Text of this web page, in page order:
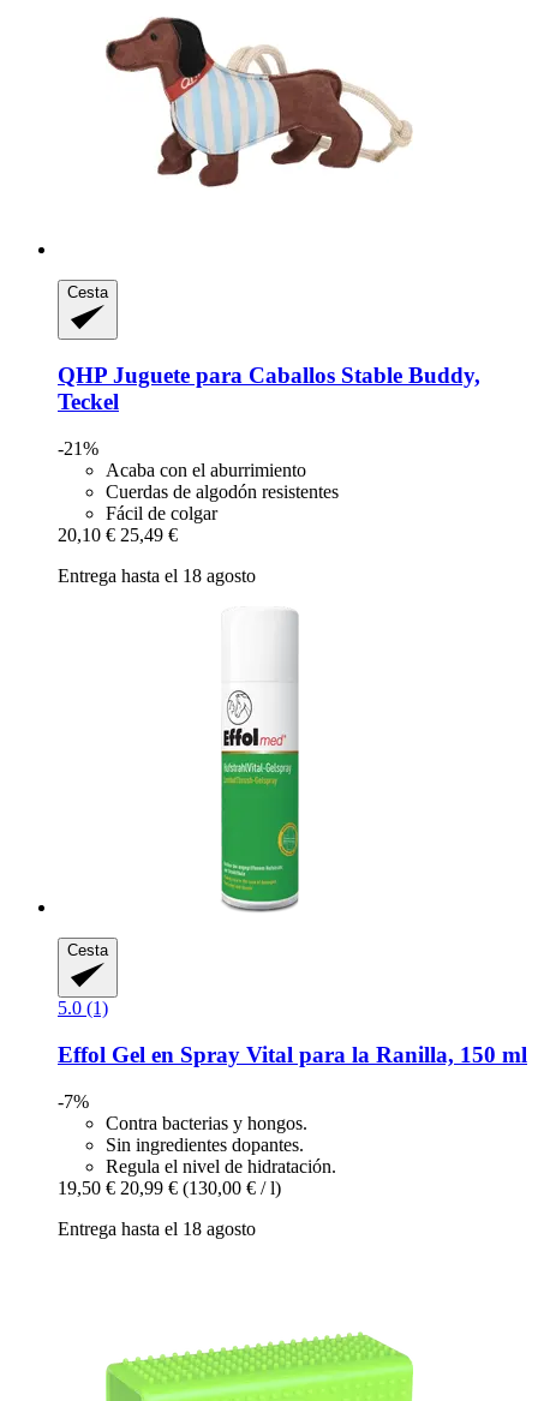
Cesta
QHP Juguete para Caballos Stable Buddy,
Teckel
-21%
Acaba con el aburrimiento
Cuerdas de algodón resistentes
Fácil de colgar
20,10 € 25,49 €
Entrega hasta el 18 agosto
Cesta
5.0 (1)
Effol Gel en Spray Vital para la Ranilla, 150 ml
-7%
Contra bacterias y hongos.
Sin ingredientes dopantes.
Regula el nivel de hidratación.
19,50 € 20,99 € (130,00 € / l)
Entrega hasta el 18 agosto